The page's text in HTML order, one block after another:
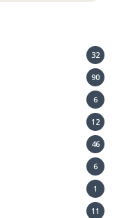
32
90
6
12
46
6
1
11